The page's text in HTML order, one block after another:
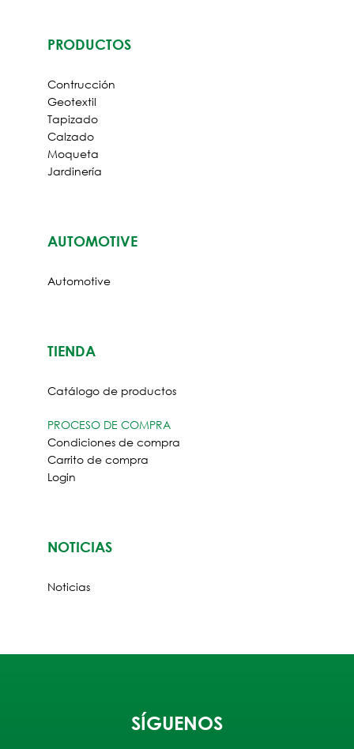
LOGIN
PRODUCTOS
Contrucción
Geotextil
Tapizado
Calzado
Moqueta
Jardinería
AUTOMOTIVE
Automotive
TIENDA
Catálogo de productos
PROCESO DE COMPRA
Condiciones de compra
Carrito de compra
Login
NOTICIAS
Noticias
SÍGUENOS